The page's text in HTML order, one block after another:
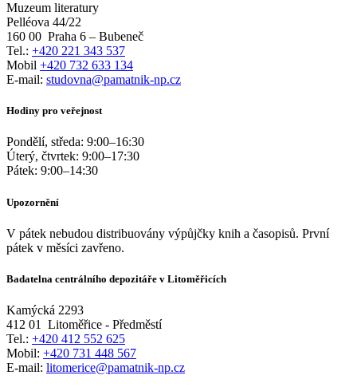
Muzeum literatury
Pelléova 44/22
160 00 Praha 6 – Bubeneč
Tel.: +420 221 343 537
Mobil +420 732 633 134
E-mail: studovna@pamatnik-np.cz
Hodiny pro veřejnost
Pondělí, středa: 9:00–16:30
Úterý, čtvrtek: 9:00–17:30
Pátek: 9:00–14:30
Upozornění
V pátek nebudou distribuovány výpůjčky knih a časopisů. První
pátek v měsíci zavřeno.
Badatelna centrálního depozitáře v Litoměřicích
Kamýcká 2293
412 01
Litoměřice - Předměstí
Tel.: +420 412 552 625
Mobil: +420 731 448 567
E-mail: litomerice@pamatnik-np.cz